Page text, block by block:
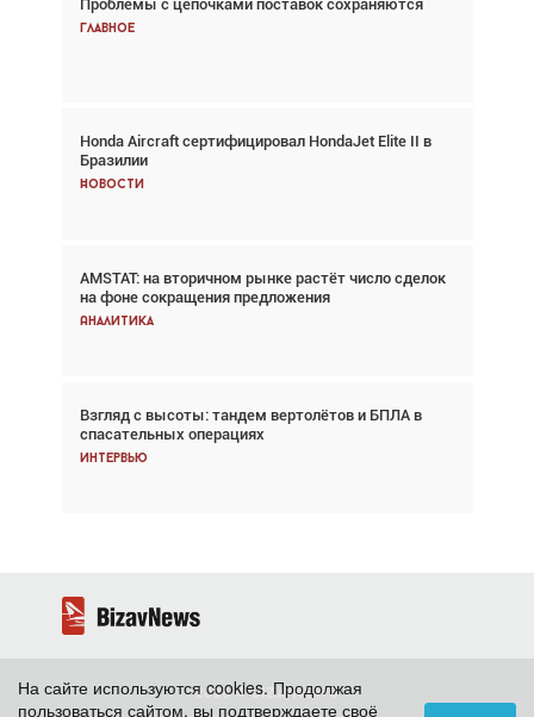
Проблемы с цепочками поставок сохраняются
Главное
Honda Aircraft сертифицировал HondaJet Elite II в
Бразилии
Новости
AMSTAT: на вторичном рынке растёт число сделок
на фоне сокращения предложения
Аналитика
Взгляд с высоты: тандем вертолётов и БПЛА в
спасательных операциях
Интервью
Взгляд с высоты: тандем вертолётов и БПЛА в
спасательных операциях
Авиационный фотограф Дэйв Кох: «Фотография
говорит сама за себя... а ИИ всё портит»
Новости
Проблемы с цепочками поставок сохраняются
Аналитика
Частный самолёт – это актив. Подходите к
покупке соответствующим образом
Интервью
2026 ©BizavNews
На сайте используются cookies. Продолжая
пользоваться сайтом, вы подтверждаете своё